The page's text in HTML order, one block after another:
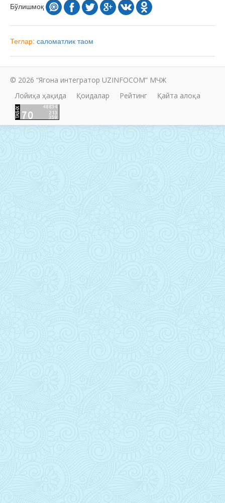
Бўлишмоқ
Теглар: саломатлик таом
© 2026 “Ягона интегратор UZINFOCOM” МЧЖ
Лойиҳа ҳақида
Қоидалар Рейтинг Қайта алоқа